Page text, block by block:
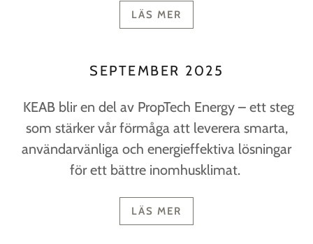
LÄS MER
SEPTEMBER 2025
KEAB blir en del av PropTech Energy – ett steg
som stärker vår förmåga att leverera smarta,
användarvänliga och energieffektiva lösningar
för ett bättre inomhusklimat.
LÄS MER